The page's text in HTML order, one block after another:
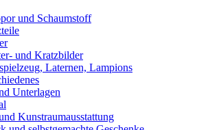
und Schaumstoff
und Kratzbilder
Laternen, Lampions
Unterlagen
Kunstraumausstattung